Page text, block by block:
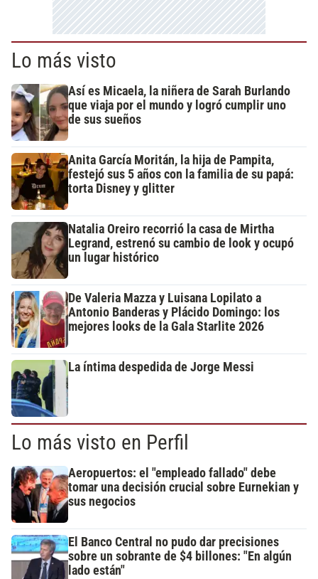
Lo más visto
Así es Micaela, la niñera de Sarah Burlando
que viaja por el mundo y logró cumplir uno
de sus sueños
Anita García Moritán, la hija de Pampita,
festejó sus 5 años con la familia de su papá:
torta Disney y glitter
Natalia Oreiro recorrió la casa de Mirtha
Legrand, estrenó su cambio de look y ocupó
un lugar histórico
De Valeria Mazza y Luisana Lopilato a
Antonio Banderas y Plácido Domingo: los
mejores looks de la Gala Starlite 2026
La íntima despedida de Jorge Messi
Lo más visto en Perfil
Aeropuertos: el "empleado fallado" debe
tomar una decisión crucial sobre Eurnekian y
sus negocios
El Banco Central no pudo dar precisiones
sobre un sobrante de $4 billones: "En algún
lado están"